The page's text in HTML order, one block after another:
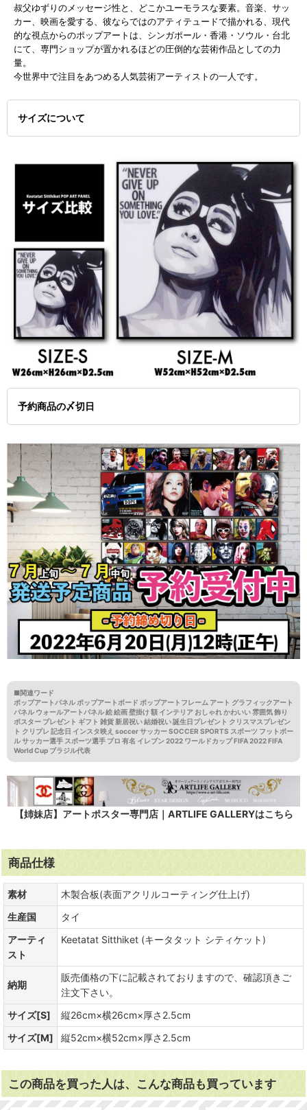
叔父ゆずりのメッセージ性と、どこかユーモラスな要素。音楽、サッ
カー、映画を愛する、彼ならではのアティテュードで描かれる、現代
的な視点からのポップアートは、シンガポール・香港・ソウル・台北
にて、専門ショップが置かれるほどの圧倒的な芸術作品としての力
量。
今世界中で注目をあつめる人気芸術アーティストの一人です。
サイズについて
予約商品の〆切日
■関連ワード
ポップアートパネル ポップアートボード ポップアートフレーム アート グラフィックアート
パネル ウォールアートパネル 絵 絵画 壁掛け 額 インテリア おしゃれ かわいい 雰囲気 飾り
ポスター プレゼント ギフト 雑貨 新居祝い 結婚祝い 誕生日プレゼント クリスマスプレゼン
ト クリプレ 記念日 インスタ映え soccer サッカー SOCCER SPORTS スポーツ フットボー
ル サッカー選手 スポーツ選手 プロ 有名 イレブン 2022 ワールドカップ FIFA 2022 FIFA
World Cup ブラジル代表
【姉妹店】アートポスター専門店｜ARTLIFE GALLERYはこちら
商品仕様
素材
木製合板(表面アクリルコーティング仕上げ)
生産国
タイ
アーティ
スト
Keetatat Sitthiket (キータタット シティケット)
納期
販売価格の下に記載されておりますので、確認頂きご
注文下さい。
サイズ[S]
縦26cm×横26cm×厚さ2.5cm
サイズ[M]
縦52cm×横52cm×厚さ2.5cm
この商品を買った人は、こんな商品も買っています